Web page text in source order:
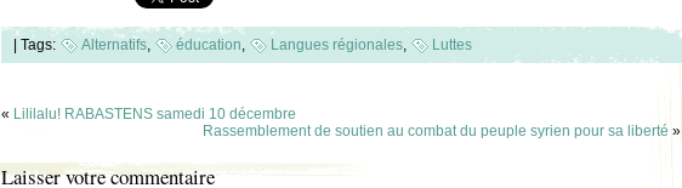
Tags: Alternatifs, éducation, Langues régionales, Luttes
« Lililalu! RABASTENS samedi 10 décembre
Rassemblement de soutien au combat du peuple syrien pour sa liberté »
Laisser votre commentaire